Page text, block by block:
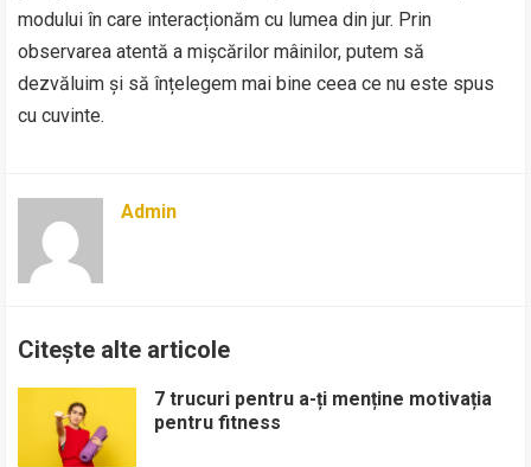
modului în care interacționăm cu lumea din jur. Prin
observarea atentă a mișcărilor mâinilor, putem să
dezvăluim și să înțelegem mai bine ceea ce nu este spus
cu cuvinte.
Admin
Citește alte articole
7 trucuri pentru a-ți menține motivația
pentru fitness